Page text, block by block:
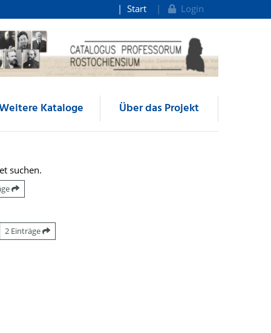
Start Login
Kataloge Über das Projekt
suchen.
2 Einträge